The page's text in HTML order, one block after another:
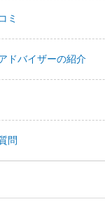
ミ
ドバイザーの紹介
問